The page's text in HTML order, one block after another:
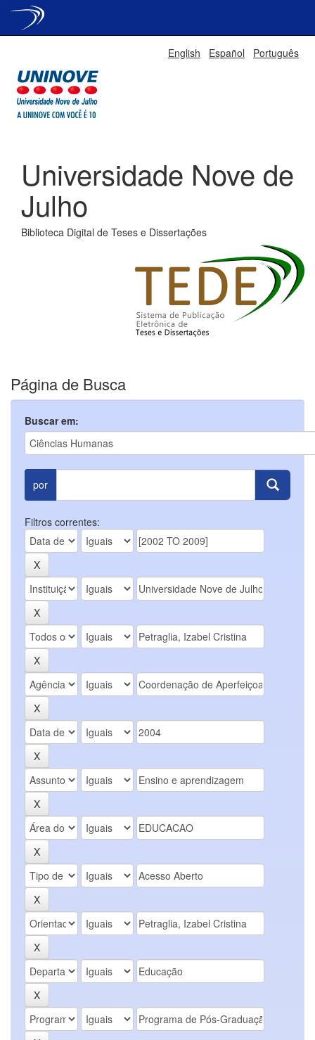
English Español Português
Universidade Nove de
Julho
Biblioteca Digital de Teses e Dissertações
Página de Busca
Buscar em:
por
Filtros correntes: